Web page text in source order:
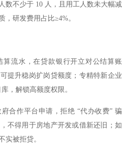
数不少于 10 人，且用工人数未大幅减
，研发费用占比≥4%。
流水，在贷款银行开立对公结算账
提升稳岗扩岗贷额度；专精特新企业
，解锁高额度权限。
合作平台申请，拒绝 “代办收费” 骗
不得用于房地产开发或借新还旧；如
实被拒贷。